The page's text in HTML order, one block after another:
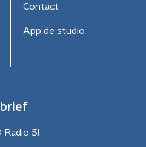
Contact
App de studio
Radio 5!